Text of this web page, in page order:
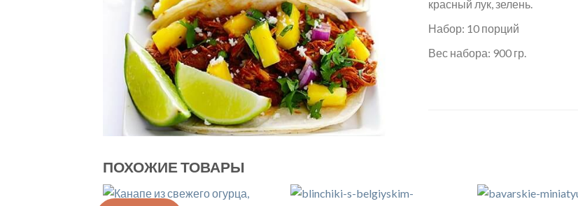
красный лук, зелень.
Набор: 10 порций
Вес набора: 900 гр.
ПОХОЖИЕ ТОВАРЫ